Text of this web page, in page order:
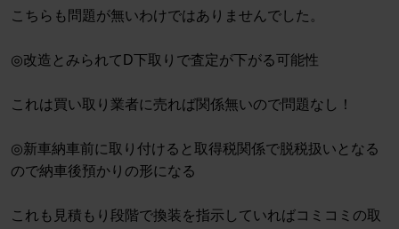
こちらも問題が無いわけではありませんでした。
◎改造とみられてD下取りで査定が下がる可能性
これは買い取り業者に売れば関係無いので問題なし！
◎新車納車前に取り付けると取得税関係で脱税扱いとなる
ので納車後預かりの形になる
これも見積もり段階で換装を指示していればコミコミの取